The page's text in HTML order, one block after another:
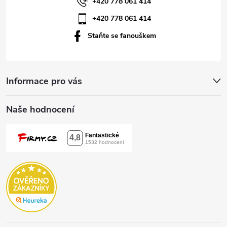
Informace pro vás
Naše hodnocení
+420 778 061 414
Staňte se fanouškem